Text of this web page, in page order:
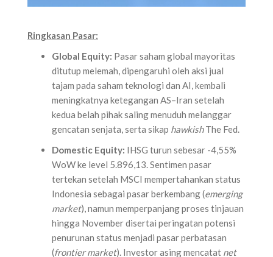
Ringkasan Pasar:
Global Equity: Pasar saham global mayoritas
ditutup melemah, dipengaruhi oleh aksi jual
tajam pada saham teknologi dan AI, kembali
meningkatnya ketegangan AS–Iran setelah
kedua belah pihak saling menuduh melanggar
gencatan senjata, serta sikap hawkishThe Fed.
Domestic Equity: IHSG turun sebesar -4,55%
WoW ke level 5.896,13. Sentimen pasar
tertekan setelah MSCI mempertahankan status
Indonesia sebagai pasar berkembang (emerging
market), namun memperpanjang proses tinjauan
hingga November disertai peringatan potensi
penurunan status menjadi pasar perbatasan
(frontier market). Investor asing mencatat net